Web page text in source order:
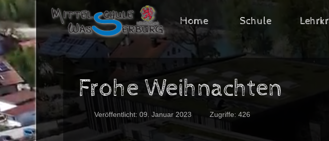
Home Schule
Frohe Weihnachten
Veröffentlicht: 09. Januar 2023 Zugriffe: 426